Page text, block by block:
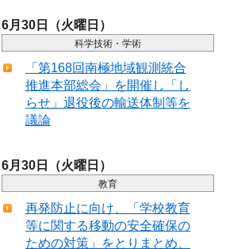
6月30日（火曜日）
科学技術・学術
「第168回南極地域観測統合
推進本部総会」を開催し「し
らせ」退役後の輸送体制等を
議論
6月30日（火曜日）
教育
再発防止に向け、「学校教育
等に関する移動の安全確保の
ための対策」をとりまとめ、